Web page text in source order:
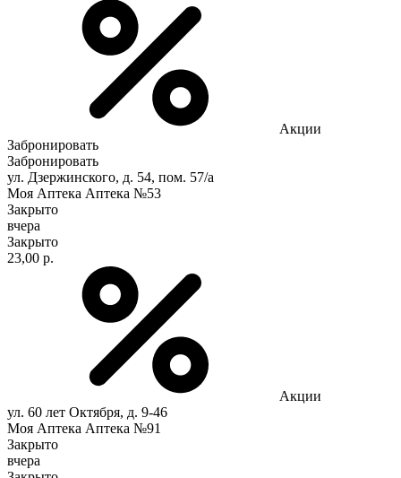
Акции
Забронировать
Забронировать
ул. Дзержинского, д. 54, пом. 57/а
Моя Аптека Аптека №53
Закрыто
вчера
Закрыто
23,00 р.
Акции
ул. 60 лет Октября, д. 9-46
Моя Аптека Аптека №91
Закрыто
вчера